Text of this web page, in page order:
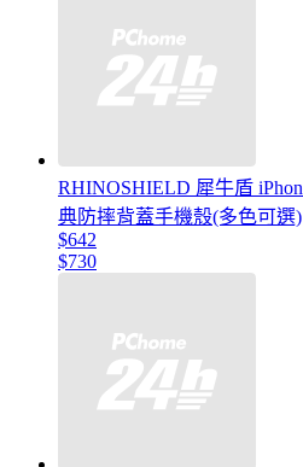
RHINOSHIELD 犀牛盾
典防摔背蓋手機殼(多色可選)
$642
$730